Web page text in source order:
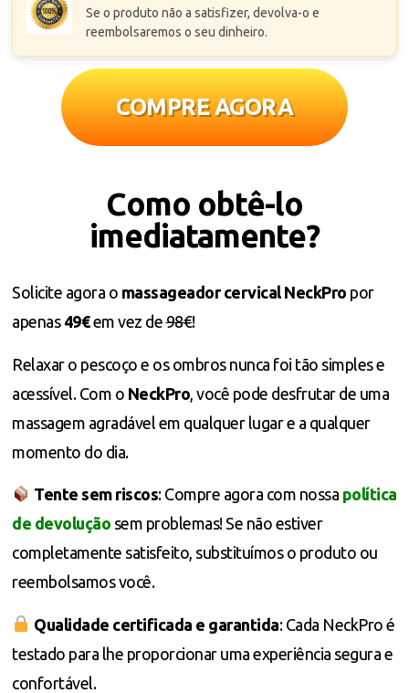
Se o produto não a satisfizer, devolva-o e
reembolsaremos o seu dinheiro.
COMPRE AGORA
Como obtê-lo
imediatamente?
Solicite agora o massageador cervical NeckPro por
apenas 49€em vez de98€!
Relaxar o pescoço e os ombros nunca foi tão simples e
acessível. Com o NeckPro , você pode desfrutar de uma
massagem agradável em qualquer lugar e a qualquer
momento do dia.
Tente sem riscos: Compre agora com nossa política
de devolução sem problemas! Se não estiver
completamente satisfeito, substituímos o produto ou
reembolsamos você.
Qualidade certificada e garantida: Cada NeckPro é
testado para lhe proporcionar uma experiência segura e
confortável.